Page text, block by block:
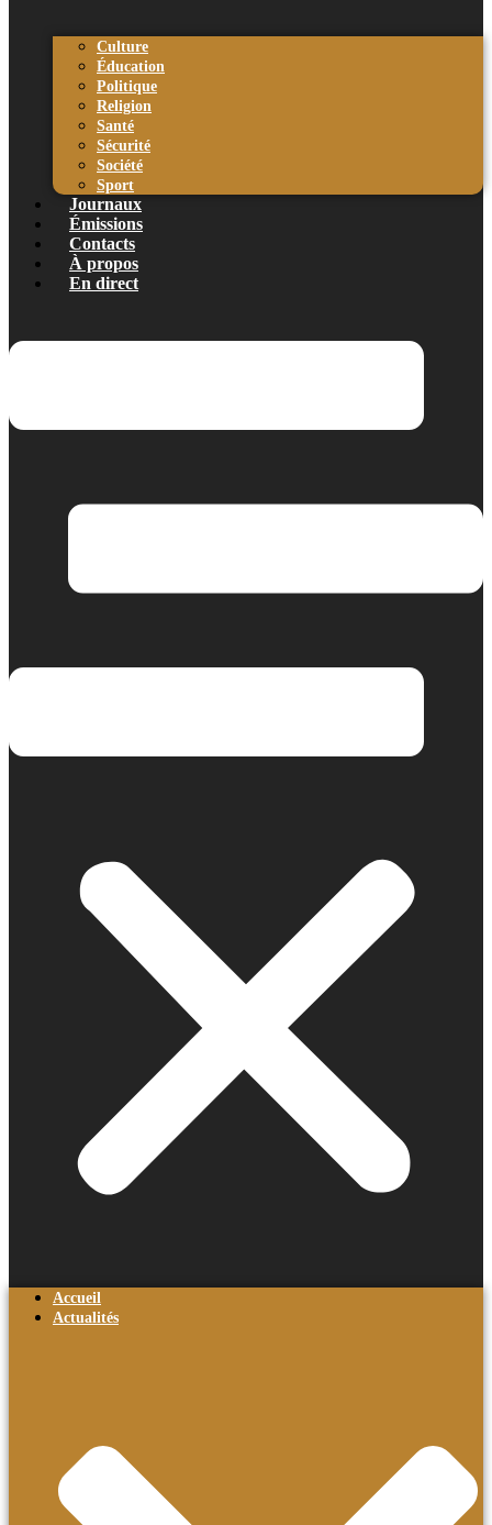
Culture
Éducation
Politique
Religion
Santé
Sécurité
Société
Sport
Journaux
Émissions
Contacts
À propos
En direct
Accueil
Actualités